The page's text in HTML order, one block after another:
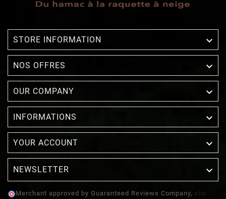
STORE INFORMATION 
NOS OFFRES 
OUR COMPANY 
INFORMATIONS 
YOUR ACCOUNT 
NEWSLETTER 
Merchant approved by Guaranteed Reviews Company, clic